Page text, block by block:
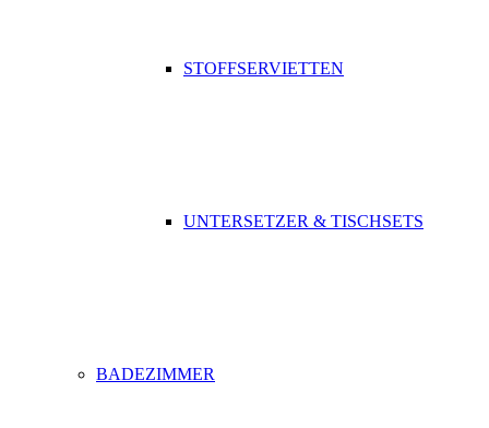
STOFFSERVIETTEN
UNTERSETZER & TISCHSETS
BADEZIMMER